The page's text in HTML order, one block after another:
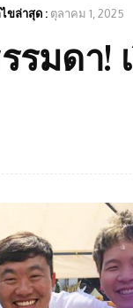
ขล่าสุด : ตุลาคม 1, 2025
รมดา!